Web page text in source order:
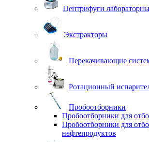
Центрифуги
Экстракторы
Перекачивающие
Ротационный
Пробоотборники
Пробоотборники для
Пробоотборники для
нефтепродуктов